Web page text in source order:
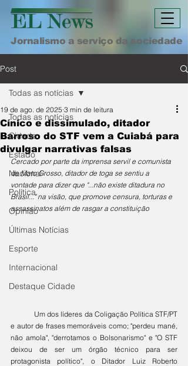
Jornalismo a serviço da sociedade
Post
Todas as notícias
Cidade
Estado
Nacional
Política
Opinião
Últimas Notícias
Esporte
Internacional
Destaque Cidade
Todas as notícias
Cínico e dissimulado, ditador
Barroso do STF vem a Cuiabá para
divulgar narrativas falsas
19 de ago. de 2025 3 min de leitura
Cercado por parte da imprensa servil e comunista
de Mato Grosso, ditador de toga se sentiu a
vontade para dizer que "...não existe ditadura no
Brasil..." na visão, que promove censura, torturas e
assassinatos além de rasgar a constituição
e autor de frases memoráveis como; "perdeu mané,
não amola", "derrotamos o Bolsonarismo" e "O STF
deixou de ser um órgão técnico para ser
protagonista político", o Ditador Luiz Roberto